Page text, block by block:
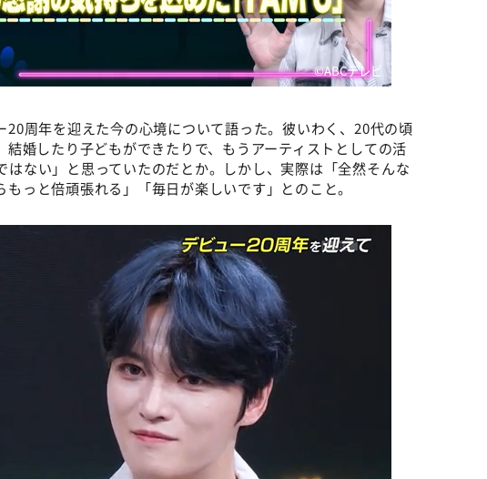
©️ABCテレビ
20周年を迎えた今の心境について語った。彼いわく、20代の頃
結婚したり子どもができたりで、もうアーティストとしての活
はない」と思っていたのだとか。しかし、実際は「全然そんな
っと倍頑張れる」「毎日が楽しいです」とのこと。